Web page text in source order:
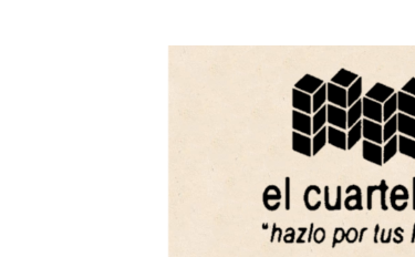
El
Programa de